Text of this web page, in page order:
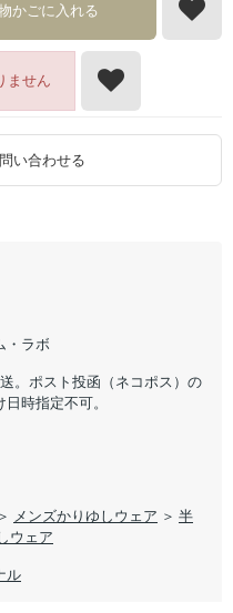
・ラボ
。ポスト投函（ネコポス）の
時指定不可。
＞ メンズかりゆしウェア ＞ 半
ウェア
ル
かごに入れる
ません
い合わせる